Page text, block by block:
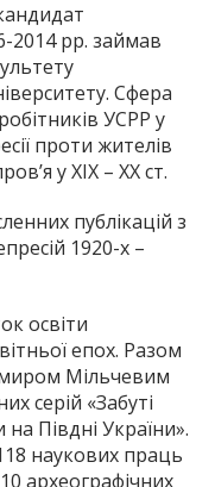
2014 рр. займав
Сфера
УСРР у
проти жителів
у XIX – XX ст.
публікацій з
1920-х –
освіти
епох. Разом
Мільчевим
серій «Забуті
Півдні України».
наукових праць
археографічних